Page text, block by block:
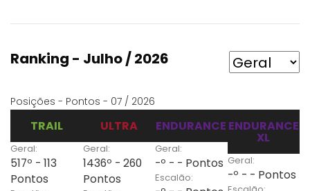
Ranking - Julho / 2026
Posições - Pontos - 07 / 2026
TRAIL
Geral:
517º - 113
Pontos
ULTRA
Geral:
1436º - 260
Pontos
ENDURANCE
Geral:
-º - - Pontos
Escalão:
ENDURANCE
XL
Geral:
-º - - Pontos